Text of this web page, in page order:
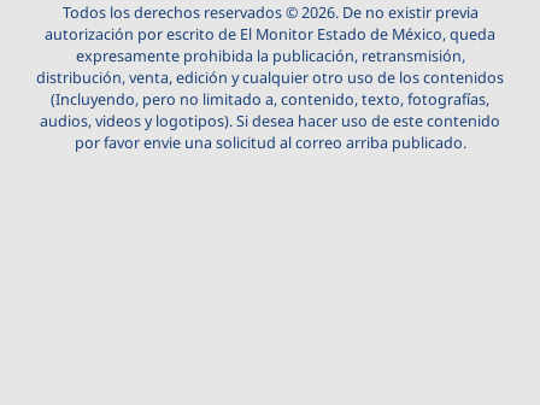
Todos los derechos reservados © 2026. De no existir previa
autorización por escrito de El Monitor Estado de México, queda
expresamente prohibida la publicación, retransmisión,
distribución, venta, edición y cualquier otro uso de los contenidos
(Incluyendo, pero no limitado a, contenido, texto, fotografías,
audios, videos y logotipos). Si desea hacer uso de este contenido
por favor envie una solicitud al correo arriba publicado.